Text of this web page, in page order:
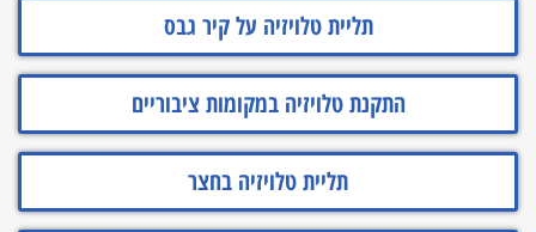
תליית טלויזיה על קיר גבס
התקנת טלויזיה במקומות ציבוריים
תליית טלויזיה בחצר